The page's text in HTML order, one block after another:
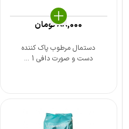
دستمال مرطوب پاک کننده
دست و صورت دافی 1 ...
88,000تومان